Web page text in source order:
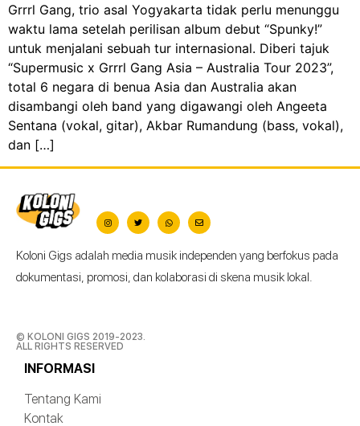
Grrrl Gang, trio asal Yogyakarta tidak perlu menunggu
waktu lama setelah perilisan album debut “Spunky!”
untuk menjalani sebuah tur internasional. Diberi tajuk
“Supermusic x Grrrl Gang Asia – Australia Tour 2023”,
total 6 negara di benua Asia dan Australia akan
disambangi oleh band yang digawangi oleh Angeeta
Sentana (vokal, gitar), Akbar Rumandung (bass, vokal),
dan […]
Koloni Gigs adalah media musik independen yang berfokus pada
dokumentasi, promosi, dan kolaborasi di skena musik lokal.
© KOLONI GIGS 2019-2023.
ALL RIGHTS RESERVED
INFORMASI
Tentang Kami
Kontak